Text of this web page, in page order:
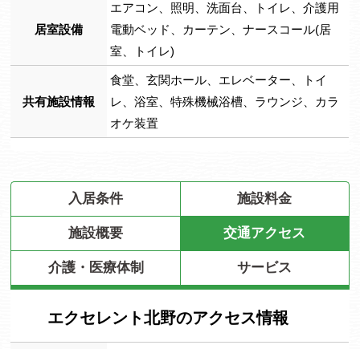
居室設備
エアコン、照明、洗面台、トイレ、介護用
電動ベッド、カーテン、ナースコール(居
室、トイレ)
共有施設情報
食堂、玄関ホール、エレベーター、トイ
レ、浴室、特殊機械浴槽、ラウンジ、カラ
オケ装置
入居条件 施設料金
施設概要 交通アクセス
介護・医療体制 サービス
エクセレント北野のアクセス情報